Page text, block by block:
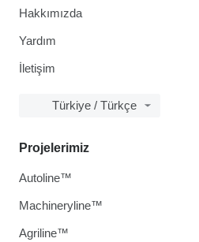
Hakkımızda
Yardım
İletişim
Türkiye / Türkçe
Projelerimiz
Autoline™
Machineryline™
Agriline™